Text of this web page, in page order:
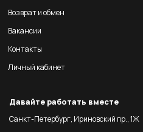
Возврат и обмен
Вакансии
Контакты
Личный кабинет
Давайте работать вместе
Санкт-Петербург, Ириновский пр., 1Ж